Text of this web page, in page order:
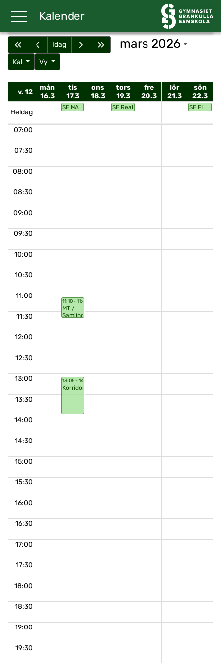
Kalender
Idag mars 2026
Kal Vy
v. 12
mån
16.3
tis
17.3
ons
18.3
tors
19.3
fre
20.3
lör
21.3
sön
22.3
Heldag
SE MA SE Real RE, LI, SL, KE, GE, HKSE FI
07:00
07:30
08:00
08:30
09:00
09:30
10:00
10:30
11:00
11:30
12:00
12:30
13:00
13:30
14:00
14:30
15:00
15:30
16:00
16:30
17:00
17:30
18:00
18:30
19:00
19:30
11:10 - 11:40
MT /
Samling
13:05 - 14:00
Korridorsnack